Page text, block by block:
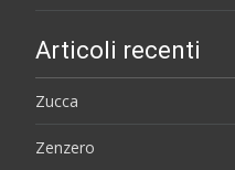
Articoli recenti
Zucca
Zenzero